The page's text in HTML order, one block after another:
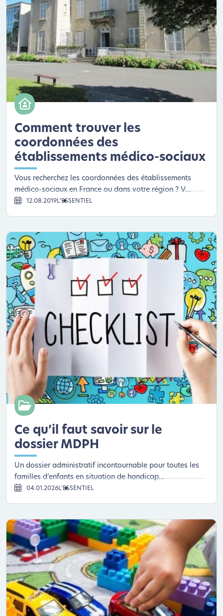
Comment trouver les
coordonnées des
établissements médico-sociaux
Vous recherchez les coordonnées des établissements
médico-sociaux en France ou dans votre région ? V...
12.08.2019L’ESSENTIEL
Ce qu’il faut savoir sur le
dossier MDPH
Un dossier administratif incontournable pour toutes les
familles d’enfants en situation de handicap…
04.01.2026L’ESSENTIEL